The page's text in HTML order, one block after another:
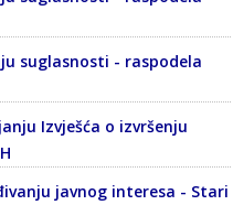
suglasnosti - raspodela
Izvješća o izvršenju
javnog interesa - Stari